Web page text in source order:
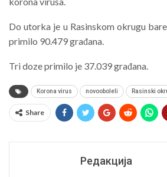
Do utorka je u Rasinskom okrugu
primilo 90.479 građana.
Tri doze primilo je 37.039 građana.
Korona virus novooboleli Rasinski
Share
Редакција